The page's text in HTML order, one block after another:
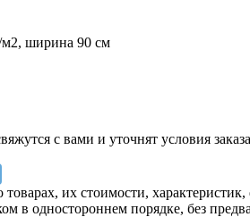
м2, ширина 90 см
с вами и уточнят условия заказа
их стоимости,
в одностороннем порядке, без